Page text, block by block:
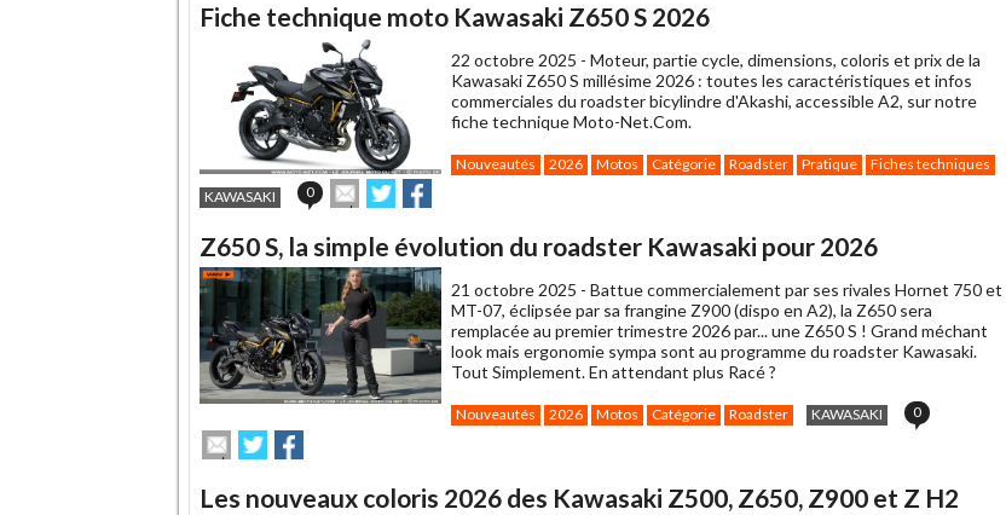
à
un
ami
Fiche technique moto Kawasaki Z650 S 2026
22 octobre 2025 - Moteur, partie cycle, dimensions, coloris et prix de la
Kawasaki Z650 S millésime 2026 : toutes les caractéristiques et infos
commerciales du roadster bicylindre d'Akashi, accessible A2, sur notre
fiche technique Moto-Net.Com.
Nouveautés 2026 Motos Catégorie Roadster Pratique
Fiches techniques
KAWASAKI
0
Envoyer
cet
à
un
ami
Partager
sur sur
Z650 S, la simple évolution du roadster Kawasaki pour 2026
21 octobre 2025 - Battue commercialement par ses rivales Hornet 750 et
MT-07, éclipsée par sa frangine Z900 (dispo en A2), la Z650 sera
remplacée au premier trimestre 2026 par... une Z650 S ! Grand méchant
look mais ergonomie sympa sont au programme du roadster Kawasaki.
Tout Simplement. En attendant plus Racé ?
Nouveautés 2026 Motos Catégorie Roadster KAWASAKI 0
Envoyer
cet
à
Partager
sur
sur
Les nouveaux coloris 2026 des Kawasaki Z500, Z650, Z900 et Z H2